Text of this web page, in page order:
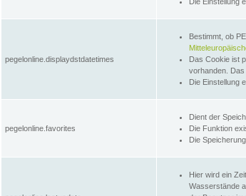
pegelonline.displaydstdatetimes
Bestimmt, ob
Das Cookie ist
vorhanden. Das
Die Einstellung
pegelonline.favorites
Dient der
Die Funktion
Die
Hier wird ein
Wasserstände